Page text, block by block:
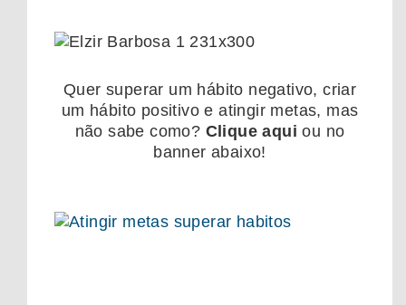
Quer superar um hábito negativo, criar
um hábito positivo e atingir metas, mas
não sabe como? Clique aqui ou no
banner abaixo!